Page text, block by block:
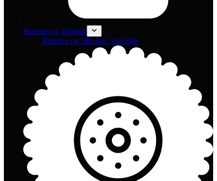
Batterier og Tilbehør
Batterier og Tilbehør | Overblik